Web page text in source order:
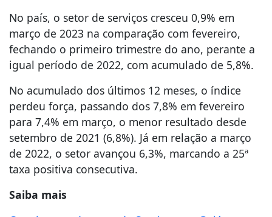
No país, o setor de serviços cresceu 0,9% em
março de 2023 na comparação com fevereiro,
fechando o primeiro trimestre do ano, perante a
igual período de 2022, com acumulado de 5,8%.
No acumulado dos últimos 12 meses, o índice
perdeu força, passando dos 7,8% em fevereiro
para 7,4% em março, o menor resultado desde
setembro de 2021 (6,8%). Já em relação a março
de 2022, o setor avançou 6,3%, marcando a 25ª
taxa positiva consecutiva.
Saiba mais